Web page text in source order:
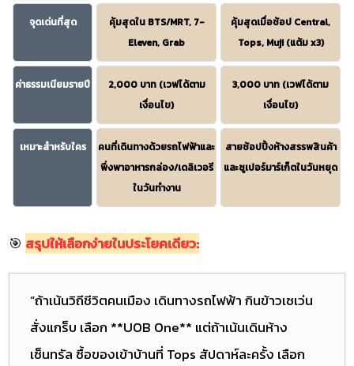
จุดเด่นที่สุด
คุ้มสุดใน BTS/MRT, 7-
Eleven, Grab
คุ้มสุดเมื่อช้อป Central,
Tops, Muji (แต้ม x3)
ค่าธรรมเนียมรายปี
2,000 บาท (เวฟได้ตาม
เงื่อนไข)
3,000 บาท (เวฟได้ตาม
เงื่อนไข)
เหมาะสำหรับใคร
คนที่เดินทางด้วยรถไฟฟ้าและ
พึ่งพาอาหารกล่อง/เดลิเวอรี
ในวันทำงาน
สายช้อปปิ้งห้างสรรพสินค้า
และซูเปอร์มาร์เก็ตในวันหยุด
🎯 สรุปให้เลือกง่ายในประโยคเดียว:
“ถ้าเน้นวิถีชีวิตคนเมือง เดินทางรถไฟฟ้า กินข้าวเซเว่น
สั่งแกร็บ เลือก **UOB One** แต่ถ้าเน้นเดินห้าง
เซ็นทรัล ซื้อของเข้าบ้านที่ Tops สัปดาห์ละครั้ง เลือก